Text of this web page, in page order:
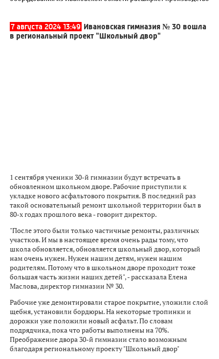
7 августа 2024 13:49 Ивановская гимназия № 30 вошла
в региональный проект "Школьный двор"
1 сентября ученики 30-й гимназии будут встречать в
обновленном школьном дворе. Рабочие приступили к
укладке нового асфальтового покрытия. В последний раз
такой основательный ремонт школьной территории был в
80-х годах прошлого века - говорит директор.
"После этого были только частичные ремонты, различных
участков. И мы в настоящее время очень рады тому, что
школа обновляется, обновляется школьный двор, который
нам очень нужен. Нужен нашим детям, нужен нашим
родителям. Потому что в школьном дворе проходит тоже
большая часть жизни наших детей", - рассказала Елена
Маслова, директор гимназии № 30.
Рабочие уже демонтировали старое покрытие, уложили слой
щебня, установили бордюры. На некоторые тропинки и
дорожки уже положили новый асфальт. По словам
подрядчика, пока что работы выполнены на 70%.
Преображение двора 30-й гимназии стало возможным
благодаря региональному проекту "Школьный двор"